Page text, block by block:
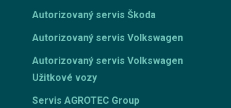
Autorizovaný servis Škoda
Autorizovaný servis Volkswagen
Autorizovaný servis Volkswagen
Užitkové vozy
Servis AGROTEC Group